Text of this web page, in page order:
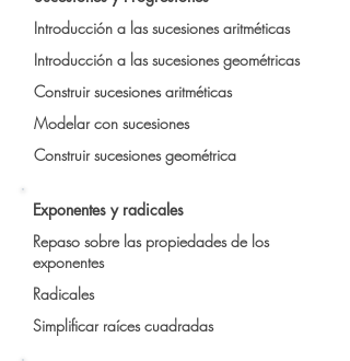
Introducción a las sucesiones aritméticas
Introducción a las sucesiones geométricas
Construir sucesiones aritméticas
Modelar con sucesiones
Construir sucesiones geométrica
Exponentes y radicales
Repaso sobre las propiedades de los
exponentes
Radicales
Simplificar raíces cuadradas